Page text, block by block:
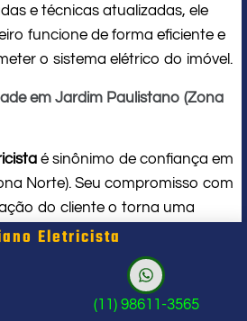
e técnicas atualizadas, ele
funcione de forma eficiente e
o sistema elétrico do imóvel.
em Jardim Paulistano (Zona
é sinônimo de confiança em
Norte). Seu compromisso com
do cliente o torna uma
para chuveiro elétrico
você conta com um
que respeita seu tempo, seu
trabalho impecável do início ao
Eletricista
(11) 98611-3565